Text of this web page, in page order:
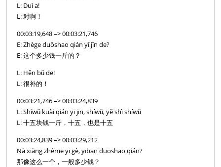
L: Duì a!
L: 对啊！
00:03:19,648 –> 00:03:21,746
E: Zhège duōshao qián yī jīn de?
E: 这个多少钱一斤的？
L: Hěn bǔ de!
L: 很补的！
00:03:21,746 –> 00:03:24,839
L: Shíwǔ kuài qián yī jīn, shíwǔ, yě shì shíwǔ
L: 十五块钱一斤，十五，也是十五
00:03:24,839 –> 00:03:29,212
Nà xiàng zhème yī gè, yībān duōshao qián?
那像这么一个，一般多少钱？